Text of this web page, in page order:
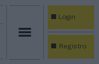
Login
Registro